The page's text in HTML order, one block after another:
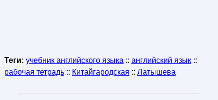
Теги: учебник английского языка :: английский язык::
рабочая тетрадь:: Китайгародская :: Латышева